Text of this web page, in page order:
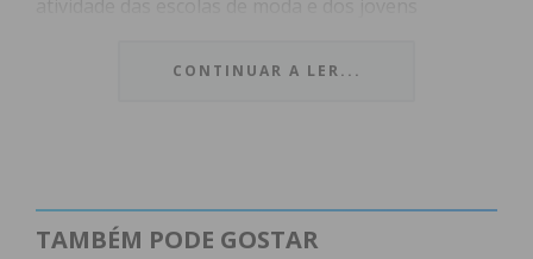
capacidade criativa e empreendedora das novas
pela “visibilidade e pela aprendizagem” e confessa
CONTINUAR A LER...
TAMBÉM PODE GOSTAR